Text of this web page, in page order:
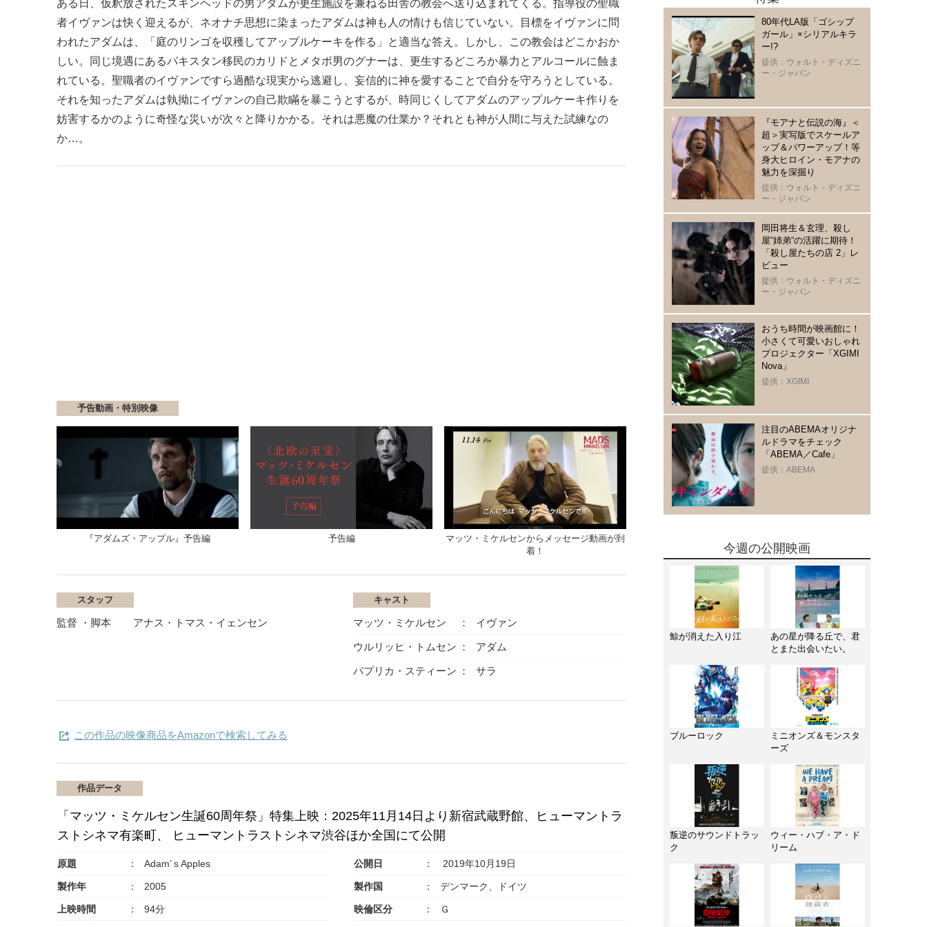
ある日、仮釈放されたスキンヘッドの男アダムが更生施設を兼ねる田舎の教会へ送り込まれてくる。指導役の聖職
者イヴァンは快く迎えるが、ネオナチ思想に染まったアダムは神も人の情けも信じていない。目標をイヴァンに問
われたアダムは、「庭のリンゴを収穫してアップルケーキを作る」と適当な答え。しかし、この教会はどこかおか
しい。同じ境遇にあるパキスタン移民のカリドとメタボ男のグナーは、更生するどころか暴力とアルコールに蝕ま
れている。聖職者のイヴァンですら過酷な現実から逃避し、妄信的に神を愛することで自分を守ろうとしている。
それを知ったアダムは執拗にイヴァンの自己欺瞞を暴こうとするが、時同じくしてアダムのアップルケーキ作りを
妨害するかのように奇怪な災いが次々と降りかかる。それは悪魔の仕業か？それとも神が人間に与えた試練なの
か…。
予告動画・特別映像
『アダムズ・アップル』予告編 予告編
マッツ・ミケルセンからメッセージ動画が到
着！
スタッフ
監督 ・脚本 アナス・トマス・イェンセン
キャスト
マッツ・ミケルセン イヴァン
ウルリッヒ・トムセン アダム
パプリカ・スティーン サラ
この作品の映像商品をAmazonで検索してみる
作品データ
「マッツ・ミケルセン生誕60周年祭」特集上映：2025年11月14日より新宿武蔵野館、ヒューマントラ
ストシネマ有楽町、 ヒューマントラストシネマ渋谷ほか全国にて公開
原題 Adam’ s Apples 公開日 2019年10月19日
製作年 2005 製作国 デンマーク、ドイツ
上映時間 94分 映倫区分 Ｇ
80年代LA版「ゴシップ
ガール」×シリアルキラ
ー!?
提供：ウォルト・ディズニ
ー・ジャパン
『モアナと伝説の海』＜
超＞実写版でスケールア
ップ＆パワーアップ！等
身大ヒロイン・モアナの
魅力を深掘り
提供：ウォルト・ディズニ
ー・ジャパン
岡田将生＆玄理、殺し
屋“姉弟“の活躍に期待！
「殺し屋たちの店 2」レ
ビュー
提供：ウォルト・ディズニ
ー・ジャパン
おうち時間が映画館に！
小さくて可愛いおしゃれ
プロジェクター「XGIMI
Nova」
提供：XGIMI
注目のABEMAオリジナ
ルドラマをチェック
「ABEMA／Cafe」
提供：ABEMA
今週の公開映画
鯨が消えた入り江
あの星が降る丘で、君
とまた出会いたい。
ブルーロック
ミニオンズ＆モンスタ
ーズ
叛逆のサウンドトラッ
ク
ウィー・ハブ・ア・ド
リーム